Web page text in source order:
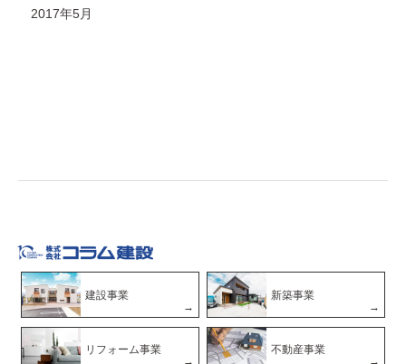
2017年5月
建設事業 新築事業
リフォーム事業 不動産事業